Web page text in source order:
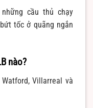
cầu thủ chạy
tốc ở quãng ngắn
nào?
Villarreal và